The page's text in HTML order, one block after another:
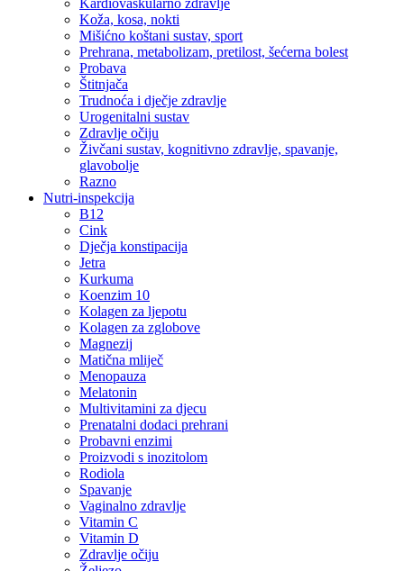
Koža, kosa, nokti
Mišićno koštani sustav, sport
Prehrana, metabolizam, pretilost, šećerna bolest
Probava
Štitnjača
Trudnoća i dječje zdravlje
Urogenitalni sustav
Zdravlje očiju
Živčani sustav, kognitivno zdravlje, spavanje,
glavobolje
Razno
Nutri-inspekcija
B12
Cink
Dječja konstipacija
Jetra
Kurkuma
Koenzim 10
Kolagen za ljepotu
Kolagen za zglobove
Magnezij
Matična mliječ
Menopauza
Melatonin
Multivitamini za djecu
Prenatalni dodaci prehrani
Probavni enzimi
Proizvodi s inozitolom
Rodiola
Spavanje
Vaginalno zdravlje
Vitamin C
Vitamin D
Zdravlje očiju